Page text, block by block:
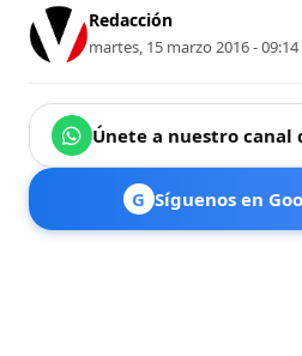
Redacción
martes, 15 marzo 2016 - 09:14
Únete a nuestro canal
G Síguenos en